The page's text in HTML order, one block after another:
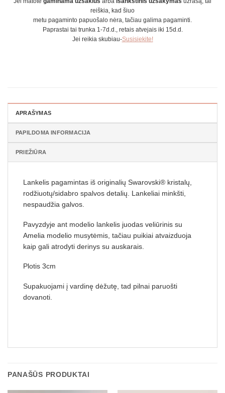
reiškia, kad šiuo
metu pagaminto papuošalo nėra, tačiau galima pagaminti.
Paprastai tai trunka 1-7d.d., retais atvejais iki 15d.d.
Jei reikia skubiau-Susisiekite!
APRAŠYMAS
PAPILDOMA INFORMACIJA
PRIEŽIŪRA
Lankelis pagamintas iš originalių Swarovski® kristalų,
rodžiuotų/sidabro spalvos detalių. Lankeliai minkšti,
nespaudžia galvos.
Pavyzdyje ant modelio lankelis juodas veliūrinis su
Amelia modelio musytėmis, tačiau puikiai atvaizduoja
kaip gali atrodyti derinys su auskarais.
Plotis 3cm
Supakuojami į vardinę dėžutę, tad pilnai paruošti
dovanoti.
PANAŠŪS PRODUKTAI